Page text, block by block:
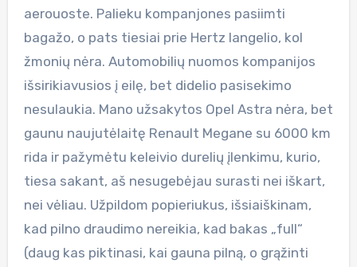
aerouoste. Palieku kompanjones pasiimti
bagažo, o pats tiesiai prie Hertz langelio, kol
žmonių nėra. Automobilių nuomos kompanijos
išsirikiavusios į eilę, bet didelio pasisekimo
nesulaukia. Mano užsakytos Opel Astra nėra, bet
gaunu naujutėlaitę Renault Megane su 6000 km
rida ir pažymėtu keleivio durelių įlenkimu, kurio,
tiesa sakant, aš nesugebėjau surasti nei iškart,
nei vėliau. Užpildom popieriukus, išsiaiškinam,
kad pilno draudimo nereikia, kad bakas „full“
(daug kas piktinasi, kai gauna pilną, o grąžinti